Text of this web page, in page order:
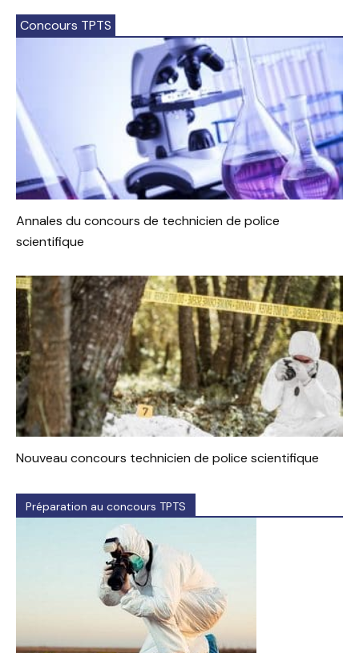
Concours TPTS
Annales du concours de technicien de police
scientifique
Nouveau concours technicien de police scientifique
Préparation au concours TPTS